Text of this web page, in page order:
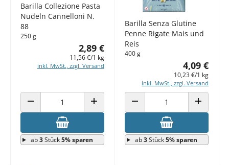
Barilla Collezione Pasta
Nudeln Cannelloni N.
88
250 g
2,89 €
11,56 €/1 kg
inkl. MwSt., zzgl. Versand
ANZAHL VERRINGERN ANZAHL ERHÖHEN
ab3Stück5% sparen
Barilla Senza Glutine
Penne Rigate Mais und
Reis
400 g
4,09 €
10,23 €/1 kg
inkl. MwSt., zzgl. Versand
ANZAHL VERRINGERN ANZAHL
ab3Stück5% sparen